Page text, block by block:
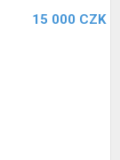
15 000 CZK